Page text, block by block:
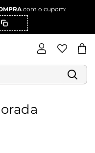
com o cupom: